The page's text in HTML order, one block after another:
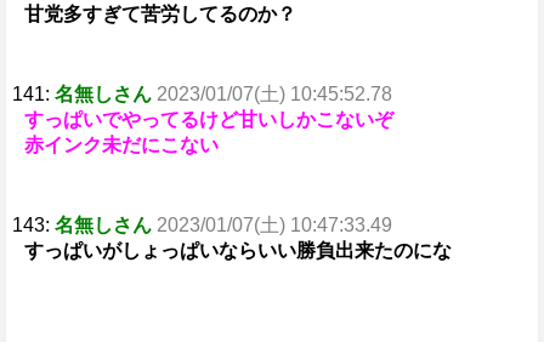
甘党多すぎて苦労してるのか？
141: 名無しさん 2023/01/07(土) 10:45:52.78
すっぱいでやってるけど甘いしかこないぞ
赤インク未だにこない
143: 名無しさん 2023/01/07(土) 10:47:33.49
すっぱいがしょっぱいならいい勝負出来たのにな